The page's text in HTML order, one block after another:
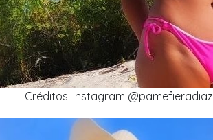
Créditos: Instagram @pamefieradiaz